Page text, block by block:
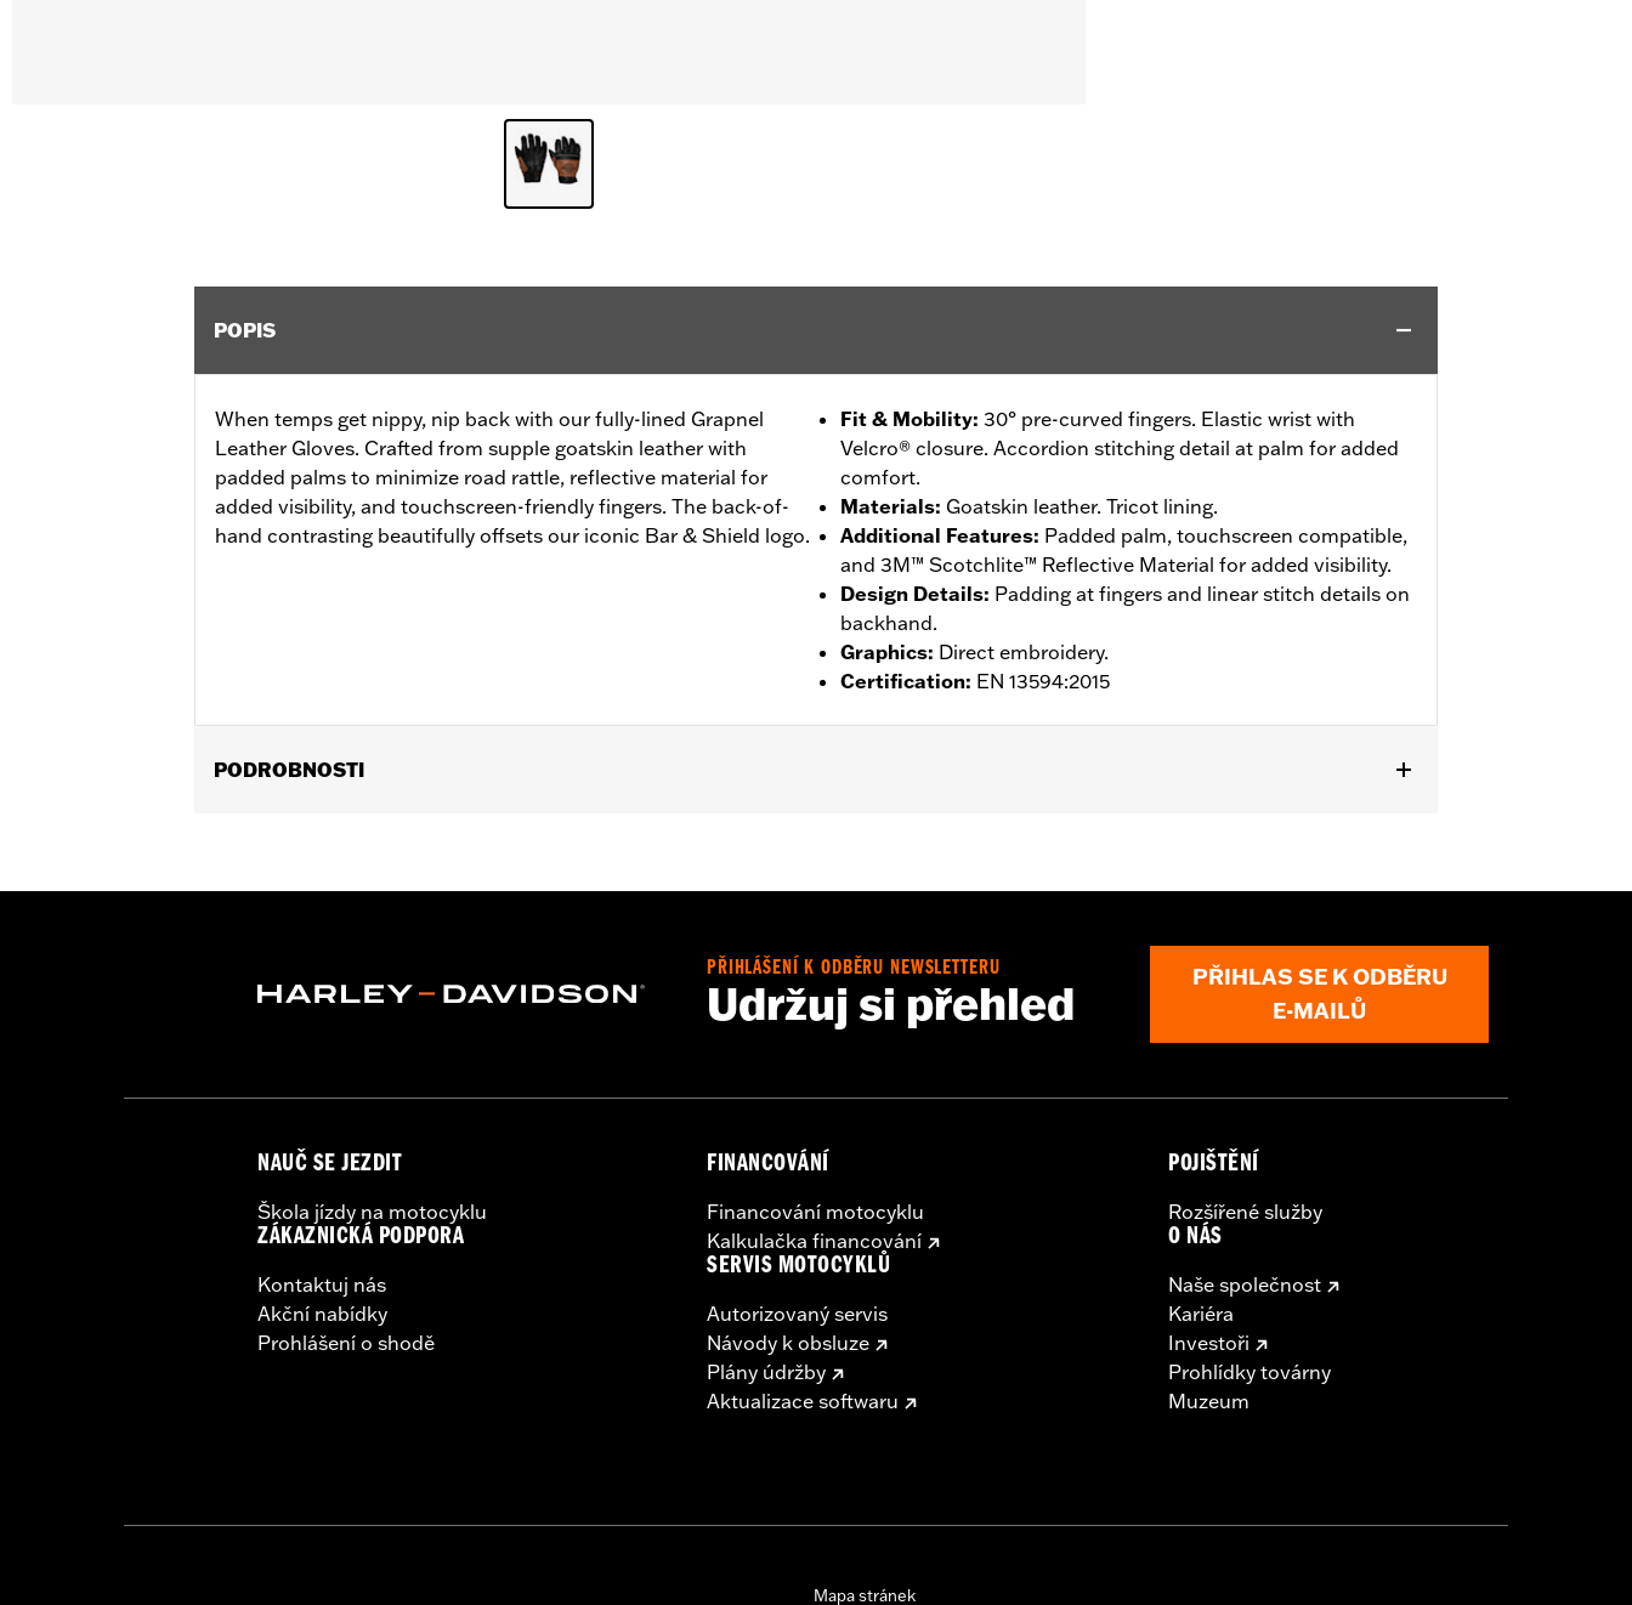
POPIS
When temps get nippy, nip back with our fully-lined Grapnel
Leather Gloves. Crafted from supple goatskin leather with
padded palms to minimize road rattle, reflective material for
added visibility, and touchscreen-friendly fingers. The back-of-
hand contrasting beautifully offsets our iconic Bar & Shield logo.
Fit & Mobility: 30° pre-curved fingers. Elastic wrist with
Velcro® closure. Accordion stitching detail at palm for added
comfort.
Materials: Goatskin leather. Tricot lining.
Additional Features: Padded palm, touchscreen compatible,
and 3M™ Scotchlite™ Reflective Material for added visibility.
Design Details: Padding at fingers and linear stitch details on
backhand.
Graphics: Direct embroidery.
Certification: EN 13594:2015
PODROBNOSTI
WARRANTY:2 year limited warranty - Go towww.h-d.com/warrantyfor full details
PŘIHLÁŠENÍ K ODBĚRU NEWSLETTERU
Udržuj si přehled
PŘIHLAS SE K ODBĚRU
E-MAILŮ
NAUČ SE JEZDIT
Škola jízdy na motocyklu
ZÁKAZNICKÁ PODPORA
Kontaktuj nás
Akční nabídky
Prohlášení o shodě
FINANCOVÁNÍ
Financování motocyklu
Kalkulačka financování
SERVIS MOTOCYKLŮ
Autorizovaný servis
Návody k obsluze
Plány údržby
Aktualizace softwaru
POJIŠTĚNÍ
Rozšířené služby
O NÁS
Naše společnost
Kariéra
Investoři
Prohlídky továrny
Muzeum
Mapa stránek